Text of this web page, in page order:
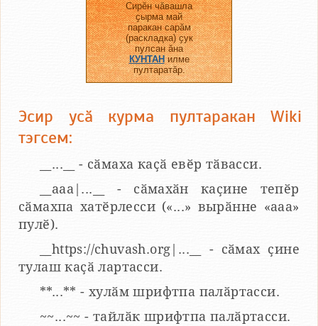
Сирӗн чӑвашла
ҫырма май
паракан сарӑм
(раскладка) ҫук
пулсан ӑна
КУНТАНилме
пултаратӑр.
Эсир усӑ курма пултаракан Wiki
тэгсем:
__...__ - сӑмаха каҫӑ евӗр тӑвасси.
__aaa|...__ - сӑмахӑн каҫине тепӗр
сӑмахпа хатӗрлесси («...» вырӑнне «ааа»
пулӗ).
__https://chuvash.org|...__ - сӑмах ҫине
тулаш каҫӑ лартасси.
**...** - хулӑм шрифтпа палӑртасси.
~~...~~ - тайлӑк шрифтпа палӑртасси.